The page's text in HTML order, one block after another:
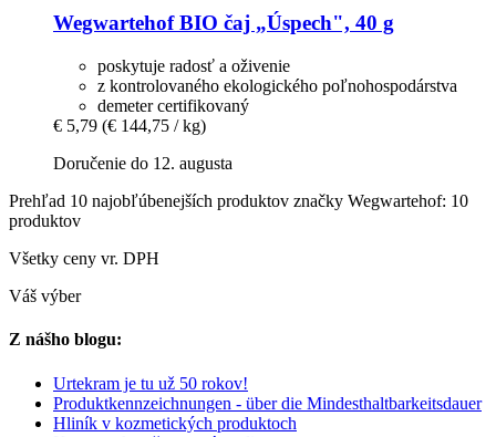
WegwartehofBIO čaj „Úspech", 40 g
poskytuje radosť a oživenie
z kontrolovaného ekologického poľnohospodárstva
demeter certifikovaný
€ 5,79 (€ 144,75 / kg)
Doručenie do 12. augusta
Prehľad 10 najobľúbenejších produktov značky Wegwartehof: 10
produktov
Všetky ceny vr. DPH
Váš výber
Z nášho blogu:
Urtekram je tu už 50 rokov!
Produktkennzeichnungen - über die Mindesthaltbarkeitsdauer
Hliník v kozmetických produktoch